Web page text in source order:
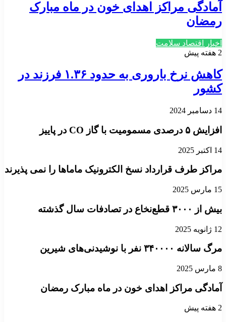
آمادگی مراکز اهدای خون در ماه مبارک
رمضان
اخبار اقتصاد سلامت
2 هفته پیش
کاهش نرخ باروری به حدود ۱.۳۶ فرزند در
کشور
14 دسامبر 2024
افزایش ۵ درصدی مسمومیت با گاز CO در پاییز
14 اکتبر 2025
مراکز طرف قرارداد نسخ الکترونیک ماماها را نمی پذیرند
15 مارس 2025
بیش از ۳۰۰۰ قطع‌نخاع در تصادفات سال گذشته
12 ژانویه 2025
مرگ سالانه ۳۴۰۰۰۰ نفر با نوشیدنی‌های شیرین‌
8 مارس 2025
آمادگی مراکز اهدای خون در ماه مبارک رمضان
2 هفته پیش